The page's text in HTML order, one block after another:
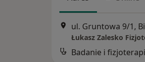
ul. Gruntowa 9/1,
Łukasz Zalesko